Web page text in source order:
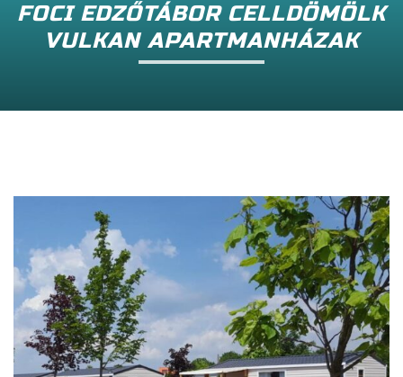
FOCI EDZŐTÁBOR CELLDÖMÖLK
VULKAN APARTMANHÁZAK